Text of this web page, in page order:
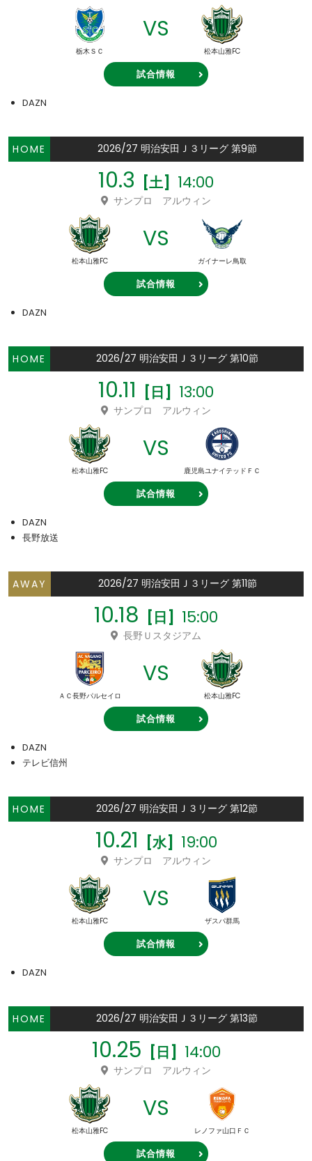
栃木ＳＣ
VS
松本山雅FC
試合情報
DAZN
HOME 2026/27 明治安田Ｊ３リーグ 第9節
10.3 [土] 14:00
サンプロ アルウィン
松本山雅FC
VS
ガイナーレ鳥取
試合情報
DAZN
HOME 2026/27 明治安田Ｊ３リーグ 第10節
10.11 [日] 13:00
サンプロ アルウィン
松本山雅FC
VS
鹿児島ユナイテッドＦＣ
試合情報
DAZN
長野放送
AWAY 2026/27 明治安田Ｊ３リーグ 第11節
10.18 [日] 15:00
長野Ｕスタジアム
ＡＣ長野パルセイロ
VS
松本山雅FC
試合情報
DAZN
テレビ信州
HOME 2026/27 明治安田Ｊ３リーグ 第12節
10.21 [水] 19:00
サンプロ アルウィン
松本山雅FC
VS
ザスパ群馬
試合情報
DAZN
HOME 2026/27 明治安田Ｊ３リーグ 第13節
10.25 [日] 14:00
サンプロ アルウィン
松本山雅FC
VS
レノファ山口ＦＣ
試合情報